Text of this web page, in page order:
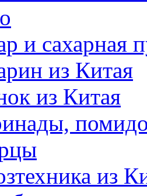
и сахарная
из Китая
из Китая
из